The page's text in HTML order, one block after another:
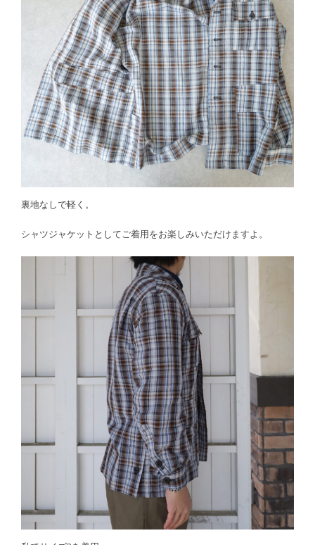
裏地なしで軽く。
シャツジャケットとしてご着用をお楽しみいただけますよ。